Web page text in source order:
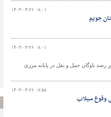
۱۴۰۳-۰۳-۲۶ ۰۸:۰۱
جویم
۱۴۰۳-۰۳-۲۶ ۰۸:۰۱
رصد ناوگان حمل و نقل در پایانه مرزی
۱۴۰۳-۰۳-۲۶ ۰۷:۵۸
وقوع سیلاب